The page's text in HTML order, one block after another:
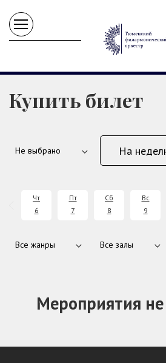
Купить билет
На
Чт
6
Пт
7
Сб
8
Вс
9
Мероприятия